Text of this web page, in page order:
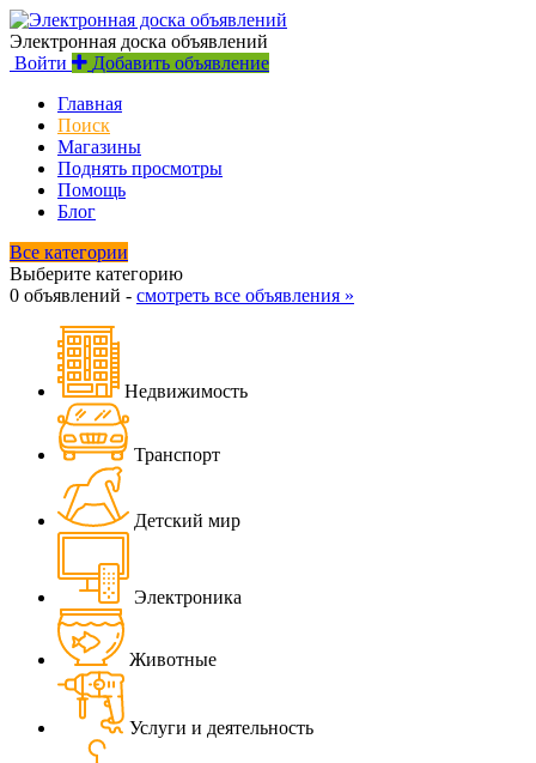
Электронная доска объявлений
Войти
Добавить объявление
Главная
Поиск
Магазины
Поднять просмотры
Помощь
Блог
Все категории
Выберите категорию
0 объявлений - смотреть все объявления »
Недвижимость
Транспорт
Детский мир
Электроника
Животные
Услуги и деятельность